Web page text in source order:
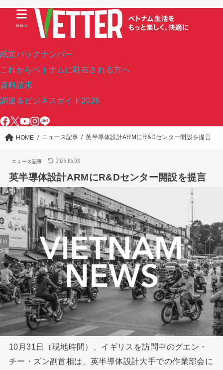
紙面バックナンバー
これからベトナムに駐在される方へ
資料請求
調達＆ビジネスガイド2026
MENU
HOME ニュース記事 英半導体設計ARMにR&Dセンター開設を提言
ニュース記事 2026.06.08
英半導体設計ARMにR&Dセンター開設を提言
10月31日（現地時間）、イギリスを訪問中のグエン・
チー・ズン副首相は、英半導体設計大手での作業部会に